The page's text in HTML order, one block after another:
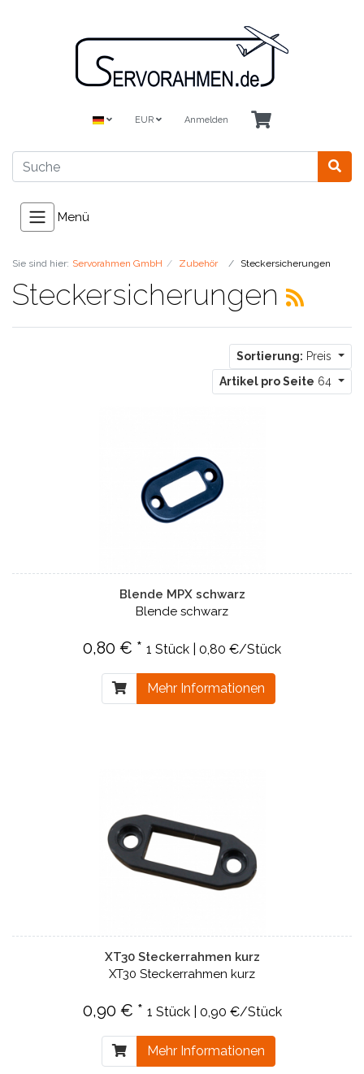
EUR Anmelden
Menü
Sie sind hier: Servorahmen GmbH Zubehör Steckersicherungen
Steckersicherungen
Sortierung: Preis
Artikel pro Seite 64
Blende MPX schwarz
Blende schwarz
0,80 € * 1 Stück | 0,80 €/Stück
Mehr Informationen
XT30 Steckerrahmen kurz
XT30 Steckerrahmen kurz
0,90 € * 1 Stück | 0,90 €/Stück
Mehr Informationen